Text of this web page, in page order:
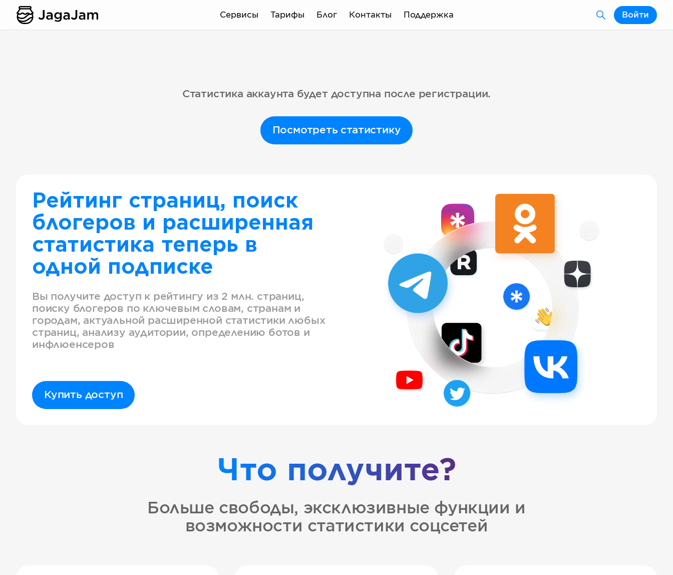
Сервисы Тарифы Блог Контакты Поддержка Войти
Статистика аккаунта будет доступна после регистрации.
Посмотреть статистику
Рейтинг страниц, поиск
блогеров и расширенная
статистика теперь в
одной подписке
Вы получите доступ к рейтингу из 2 млн. страниц,
поиску блогеров по ключевым словам, странам и
городам, актуальной расширенной статистики любых
страниц, анализу аудитории, определению ботов и
инфлюенсеров
Купить доступ
Что получите?
Больше свободы, эксклюзивные функции и
возможности статистики соцсетей